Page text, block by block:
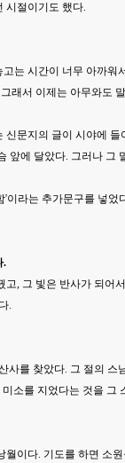
시절이기도 했다.
고는 시간이 너무 아까
래서 이제는 아무와도
신문지의 글이 시야에
앞에 달았다. 그러나 그
'이라는 추가문구를 넣
.
고, 그 빛은 반사가 되어
.
사를 찾았다. 그 절의
소를 지었다는 것을 그
월이다. 기도를 하면 소